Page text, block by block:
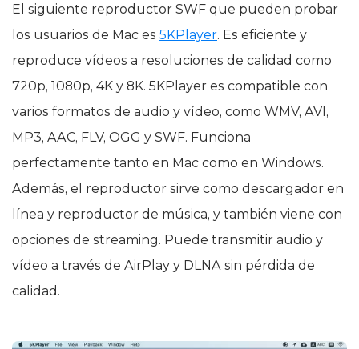
El siguiente reproductor SWF que pueden probar
los usuarios de Mac es 5KPlayer. Es eficiente y
reproduce vídeos a resoluciones de calidad como
720p, 1080p, 4K y 8K. 5KPlayer es compatible con
varios formatos de audio y vídeo, como WMV, AVI,
MP3, AAC, FLV, OGG y SWF. Funciona
perfectamente tanto en Mac como en Windows.
Además, el reproductor sirve como descargador en
línea y reproductor de música, y también viene con
opciones de streaming. Puede transmitir audio y
vídeo a través de AirPlay y DLNA sin pérdida de
calidad.